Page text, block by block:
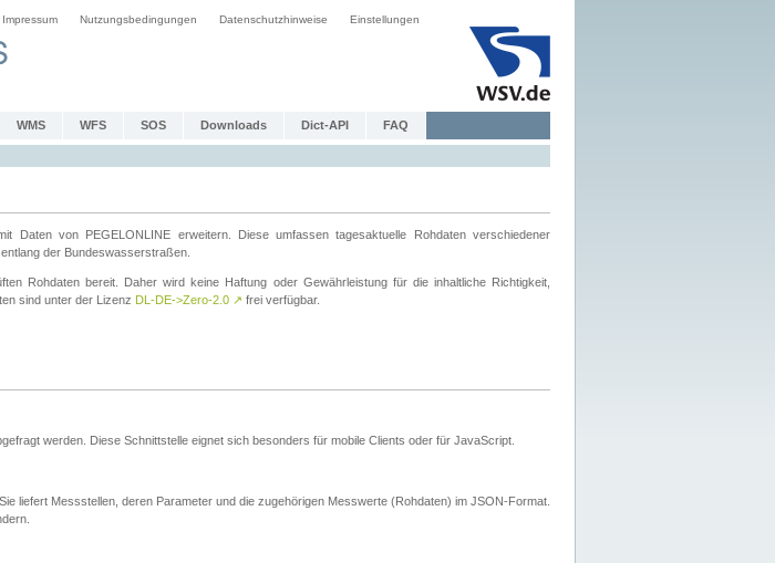
Impressum Nutzungsbedingungen Datenschutzhinweise Einstellungen
WMS WFS SOS Downloads Dict-API FAQ
Daten von PEGELONLINE erweitern. Diese umfassen tagesaktuelle Rohdaten verschiedener
der Bundeswasserstraßen.
Rohdaten bereit. Daher wird keine Haftung oder Gewährleistung für die inhaltliche Richtigkeit,
sind unter der Lizenz DL-DE->Zero-2.0 ↗ frei verfügbar.
werden. Diese Schnittstelle eignet sich besonders für mobile Clients oder für JavaScript.
liefert Messstellen, deren Parameter und die zugehörigen Messwerte (Rohdaten) im JSON-Format.